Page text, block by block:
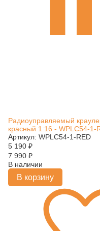
Радиоуправляемый
красный 1:16 - WPLC54-1-
Артикул: WPLC54-1-RED
5 190 ₽
7 990 ₽
В наличии
В корзину